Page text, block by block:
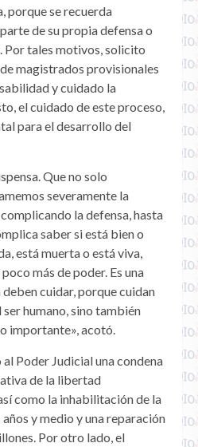
porque se recuerda
de su propia defensa o
Por tales motivos, solicito
magistrados provisionales
y cuidado la
el cuidado de este proceso,
para el desarrollo del
Que no solo
severamente la
la defensa, hasta
saber si está bien o
está muerta o está viva,
más de poder. Es una
cuidar, porque cuidan
humano, sino también
importante», acotó.
Poder Judicial una condena
de la libertad
así como la inhabilitación de la
y medio y una reparación
Por otro lado, el